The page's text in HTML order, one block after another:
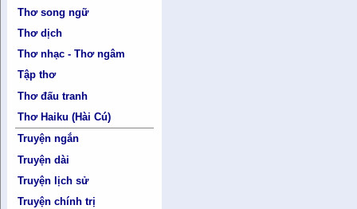
Thơ song ngữ
Thơ dịch
Thơ nhạc - Thơ ngâm
Tập thơ
Thơ đấu tranh
Thơ Haiku (Hài Cú)
Truyện ngắn
Truyện dài
Truyện lịch sử
Truyện chính trị